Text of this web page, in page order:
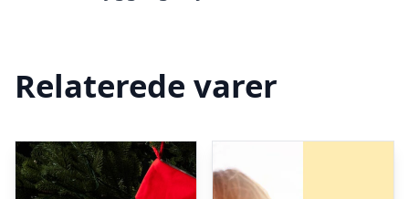
Relaterede varer